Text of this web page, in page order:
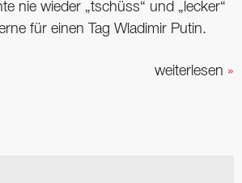
nie wieder „tschüss“ und „lecker“
für einen Tag Wladimir Putin.
weiterlesen »